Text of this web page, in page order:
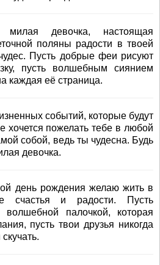
девочка, настоящая
поляны радости в твоей
Пусть добрые феи рисуют
пусть волшебным сиянием
каждая её страница.
событий, которые будут
хочется пожелать тебе в любой
собой, ведь ты чудесна. Будь
девочка.
день рождения желаю жить в
счастья и радости. Пусть
волшебной палочкой, которая
пусть твои друзья никогда